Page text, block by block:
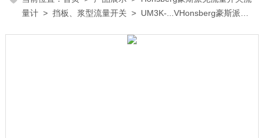
量计 >挡板、浆型流量开关 > UM3K-...VHonsberg豪斯派克